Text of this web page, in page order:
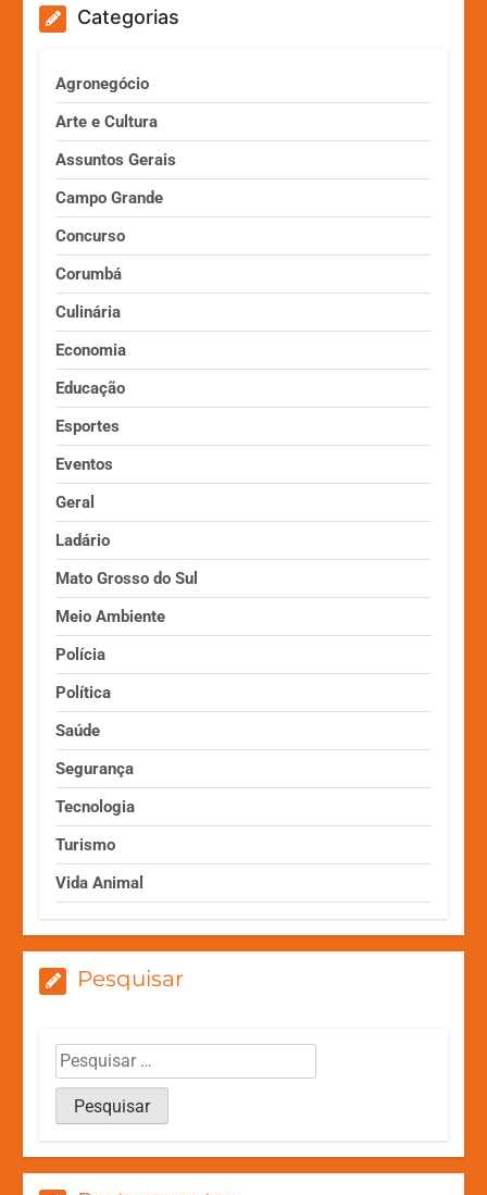
Categorias
Agronegócio
Arte e Cultura
Assuntos Gerais
Campo Grande
Concurso
Corumbá
Culinária
Economia
Educação
Esportes
Eventos
Geral
Ladário
Mato Grosso do Sul
Meio Ambiente
Polícia
Política
Saúde
Segurança
Tecnologia
Turismo
Vida Animal
Pesquisar